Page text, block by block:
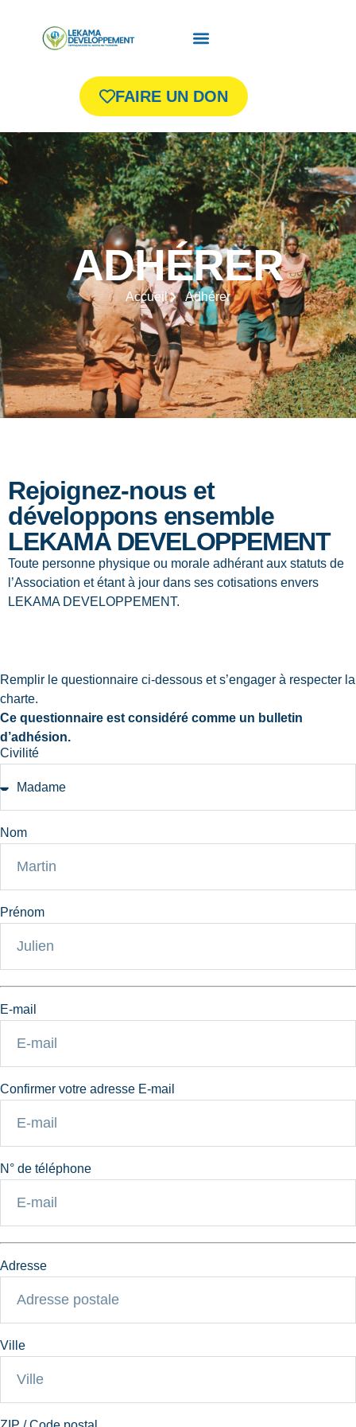
FAIRE UN DON
ADHÉRER
Accueil Adhérer
Rejoignez-nous et
développons ensemble
LEKAMA DEVELOPPEMENT
Toute personne physique ou morale adhérant aux statuts de
l’Association et étant à jour dans ses cotisations envers
LEKAMA DEVELOPPEMENT.
Remplir le questionnaire ci-dessous et s’engager à respecter la
charte.
Ce questionnaire est considéré comme un bulletin
d’adhésion.
Civilité
Nom
Prénom
E-mail
Confirmer votre adresse E-mail
N° de téléphone
Adresse
Ville